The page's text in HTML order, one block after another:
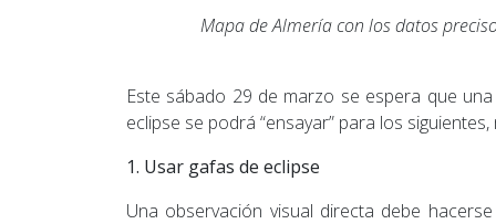
Mapa de Almería con los datos
Este sábado 29 de marzo se espera que
eclipse se podrá “ensayar” para los
1. Usar gafas de eclipse
Una observación visual directa debe